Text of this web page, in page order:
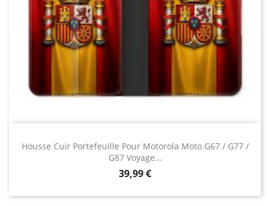
Housse Cuir Portefeuille Pour Motorola Moto G67 / G77 /
G87 Voyage...
Prix
39,99 €